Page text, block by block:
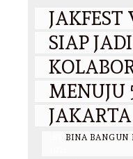
JAKFEST
SIAP
MENUJU
JAKARTA
BINA BANGUN